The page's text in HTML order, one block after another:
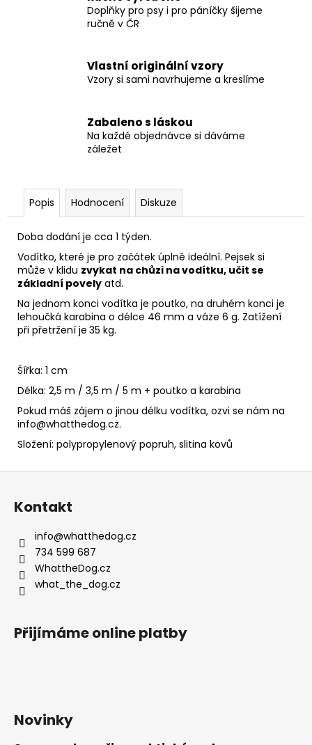
Doplňky pro psy i pro páníčky šijeme
ručně v ČR
Vlastní originální vzory
Vzory si sami navrhujeme a kreslíme
Zabaleno s láskou
Na každé objednávce si dáváme
záležet
Popis Hodnocení Diskuze
Doba dodání je cca 1 týden.
Vodítko, které je pro začátek úplně ideální. Pejsek si
může v klidu zvykat na chůzi na vodítku, učit se
základní povely atd.
Na jednom konci vodítka je poutko, na druhém konci je
lehoučká karabina o délce 46 mm a váze 6 g. Zatížení
při přetržení je 35 kg.
Šířka: 1 cm
Délka: 2,5 m / 3,5 m / 5 m + poutko a karabina
Pokud máš zájem o jinou délku vodítka, ozvi se nám na
info@whatthedog.cz.
Složení: polypropylenový popruh, slitina kovů
Z
Kontakt
info@whatthedog.cz
734 599 687
WhattheDog.cz
what_the_dog.cz
Přijímáme online platby
Novinky